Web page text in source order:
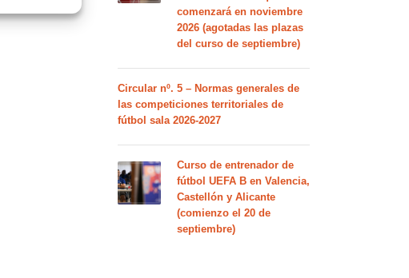
comenzará en noviembre
2026 (agotadas las plazas
del curso de septiembre)
Circular nº. 5 – Normas generales de
las competiciones territoriales de
fútbol sala 2026-2027
Curso de entrenador de
fútbol UEFA B en Valencia,
Castellón y Alicante
(comienzo el 20 de
septiembre)